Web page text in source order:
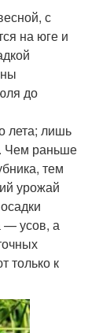
с
на юге и
до
лета; лишь
Чем раньше
тем
урожай
— усов, а
только к